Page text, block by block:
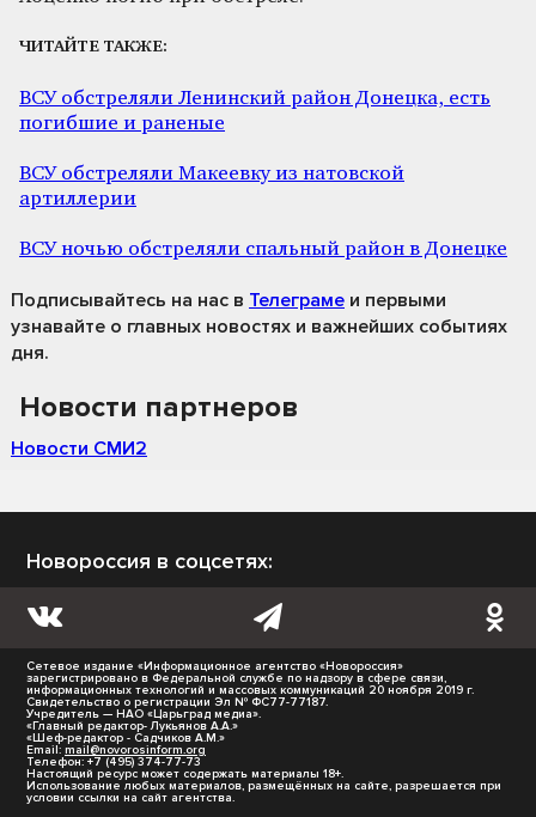
ЧИТАЙТЕ ТАКЖЕ:
ВСУ обстреляли Ленинский район Донецка, есть
погибшие и раненые
ВСУ обстреляли Макеевку из натовской
артиллерии
ВСУ ночью обстреляли спальный район в Донецке
Подписывайтесь на нас в Телеграме и первыми
узнавайте о главных новостях и важнейших событиях
дня.
Новости партнеров
Новости СМИ2
Новороссия в соцсетях:
Сетевое издание «Информационное агентство «Новороссия»
зарегистрировано в Федеральной службе по надзору в сфере связи,
информационных технологий и массовых коммуникаций 20 ноября 2019 г.
Свидетельство о регистрации Эл № ФС77-77187.
Учредитель — НАО «Царьград медиа».
«Главный редактор- Лукьянов А.А.»
«Шеф-редактор - Садчиков А.М.»
Email: mail@novorosinform.org
Телефон: +7 (495) 374-77-73
Настоящий ресурс может содержать материалы 18+.
Использование любых материалов, размещённых на сайте, разрешается при
условии ссылки на сайт агентства.